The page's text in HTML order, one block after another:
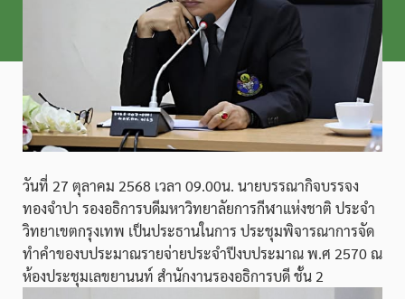
วันที่ 27 ตุลาคม 2568 เวลา 09.00น. นายบรรณากิจบรรจง
ทองจำปา รองอธิการบดีมหาวิทยาลัยการกีฬาแห่งชาติ ประจำ
วิทยาเขตกรุงเทพ เป็นประธานในการ ประชุมพิจารณาการจัด
ทำคำของบประมาณรายจ่ายประจำปีงบประมาณ พ.ศ 2570 ณ
ห้องประชุมเลขยานนท์ สำนักงานรองอธิการบดี ชั้น 2